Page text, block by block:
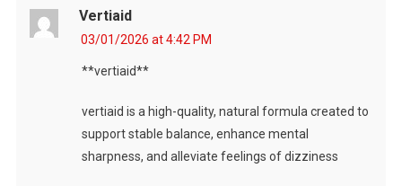
Vertiaid
03/01/2026 at 4:42 PM
**vertiaid**
vertiaid is a high-quality, natural formula created to
support stable balance, enhance mental
sharpness, and alleviate feelings of dizziness